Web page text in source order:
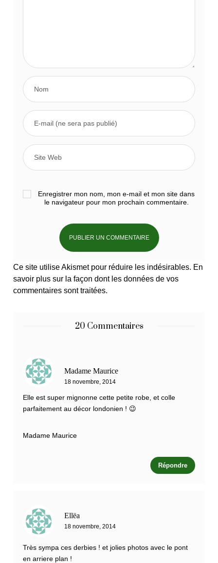
Enregistrer mon nom, mon e-mail et mon site dans
le navigateur pour mon prochain commentaire.
Ce site utilise Akismet pour réduire les indésirables. En
savoir plus sur la façon dont les données de vos
commentaires sont traitées.
20 Commentaires
Madame Maurice
18 novembre, 2014
Elle est super mignonne cette petite robe, et colle
parfaitement au décor londonien ! 😉
Madame Maurice
Répondre
Ellëa
18 novembre, 2014
Très sympa ces derbies ! et jolies photos avec le pont
en arriere plan !